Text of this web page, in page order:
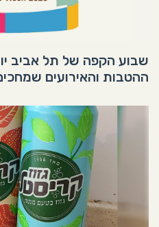
שבוע הקפה של תל אביב
ההטבות והאירועים